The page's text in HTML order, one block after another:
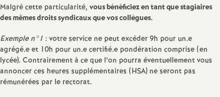
t
s
d
Malgré cette particularité, vous bénéficiez en tant que stagiaires
des mêmes droits syndicaux que vos collègues.
Exemple n°1 : votre service ne peut excéder 9h pour un.e
agrégé.e et 10h pour un.e certifié.e pondération comprise (en
lycée). Contrairement à ce que l’on pourra éventuellement vous
annoncer ces heures supplémentaires (HSA) ne seront pas
rémunérées par le rectorat.